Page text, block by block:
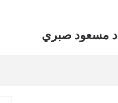
د مسعود صبري